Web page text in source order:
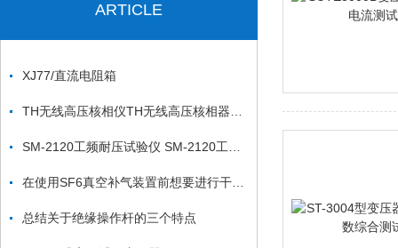
ARTICLE
XJ77/直流电阻箱
总结关于绝缘操作杆的三个特点